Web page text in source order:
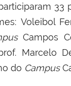
Voleibol
Campos
Marcelo
do Campus